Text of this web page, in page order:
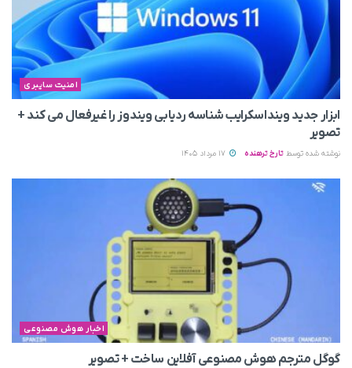
امنیت سایبری
ابزار جدید وینداسکرایب شناسه ردیابی ویندوز را غیرفعال می‌ کند +
تصویر
نوشته شده توسط تارخ ترهنده
اخبار هوش مصنوعی
گوگل مترجم هوش مصنوعی آفلاین ساخت + تصویر